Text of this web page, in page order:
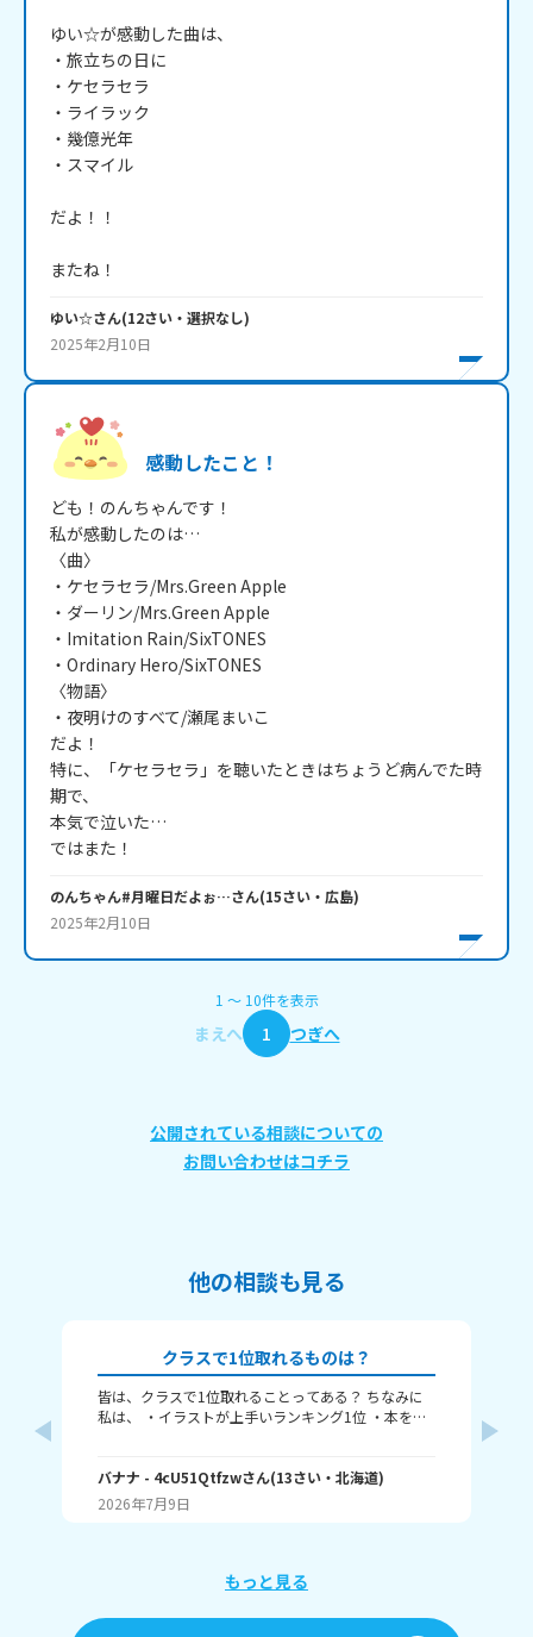
ゆい☆が感動した曲は、
・旅立ちの日に
・ケセラセラ
・ライラック
・幾億光年
・スマイル
だよ！！
またね！
ゆい☆さん(12さい・ 選択なし)
2025年2月10日
感動したこと！
ども！のんちゃんです！
私が感動したのは…
〈曲〉
・ケセラセラ/Mrs.Green Apple
・ダーリン/Mrs.Green Apple
・Imitation Rain/SixTONES
・Ordinary Hero/SixTONES
〈物語〉
・夜明けのすべて/瀬尾まいこ
だよ！
特に、「ケセラセラ」を聴いたときはちょうど病んでた時
期で、
本気で泣いた…
ではまた！
のんちゃん#月曜日だよぉ…さん(15さい・ 広島)
2025年2月10日
1 〜 10件を表示
まえへ 1 つぎへ
公開されている相談についての
お問い合わせはコチラ
他の相談も見る
クラスで1位取れるものは？
皆は、クラスで1位取れることってある？ ちなみに
私は、 ・イラストが上手いランキング1位 ・本を読
ングで1位取れる？ 書いてくれたら嬉しいです！ じ
ゃね。
バナナ - 4cU51Qtfzwさん(13さい・ 北海道)
2026年7月9日
もっと見る